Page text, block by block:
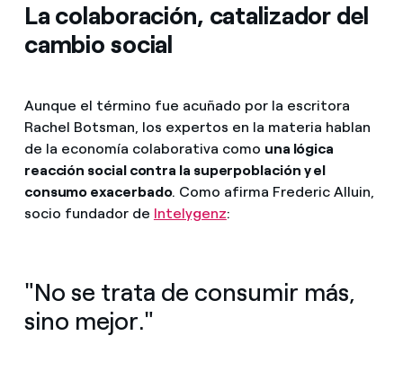
La colaboración, catalizador del
cambio social
Aunque el término fue acuñado por la escritora
Rachel Botsman, los expertos en la materia hablan
de la economía colaborativa como una lógica
reacción social contra la superpoblación y el
consumo exacerbado. Como afirma Frederic Alluin,
socio fundador de Intelygenz:
"No se trata de consumir más,
sino mejor."